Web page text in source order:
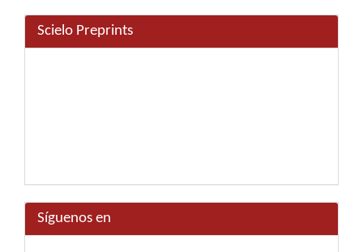
Scielo Preprints
Síguenos en